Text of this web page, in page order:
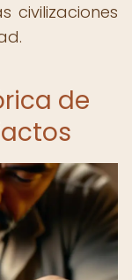
civilizaciones
de